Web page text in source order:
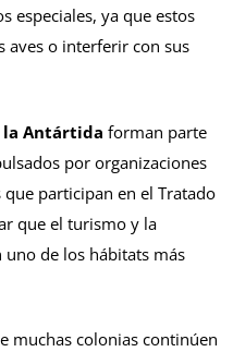
especiales, ya que estos
aves o interferir con sus
la Antártida forman parte
por organizaciones
participan en el Tratado
que el turismo y la
de los hábitats más
muchas colonias continúen